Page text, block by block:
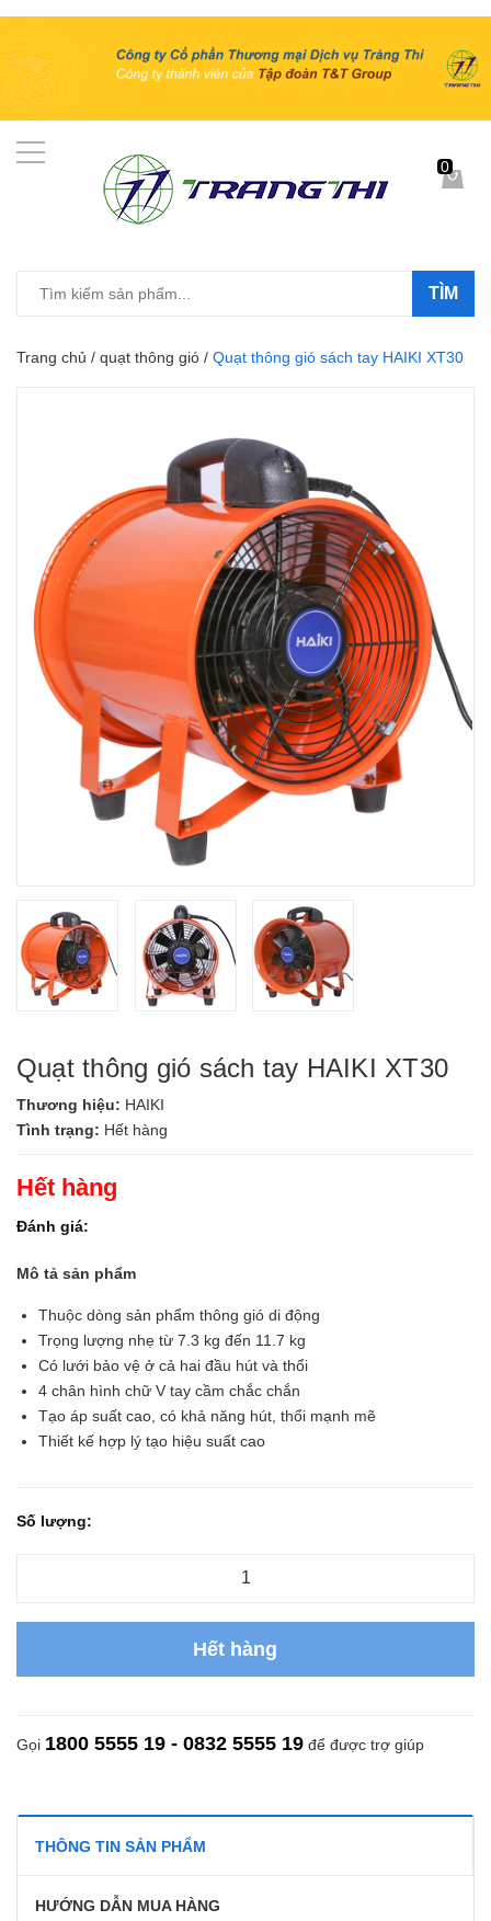
TÌM
0
Trang chủ / quạt thông gió / Quạt thông gió sách tay HAIKI XT30
Quạt thông gió sách tay HAIKI XT30
Thương hiệu: HAIKI
Tình trạng: Hết hàng
Hết hàng
Đánh giá:
Mô tả sản phẩm
Thuộc dòng sản phẩm thông gió di động
Trọng lượng nhẹ từ 7.3 kg đến 11.7 kg
Có lưới bảo vệ ở cả hai đầu hút và thổi
4 chân hình chữ V tay cầm chắc chắn
Tạo áp suất cao, có khả năng hút, thổi mạnh mẽ
Thiết kế hợp lý tạo hiệu suất cao
Số lượng:
Hết hàng
Gọi 1800 5555 19 - 0832 5555 19 để được trợ giúp
THÔNG TIN SẢN PHẨM
HƯỚNG DẪN MUA HÀNG